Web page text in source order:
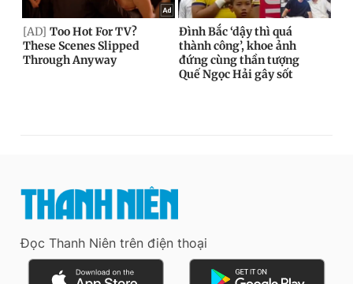
Đọc Thanh Niên trên điện thoại